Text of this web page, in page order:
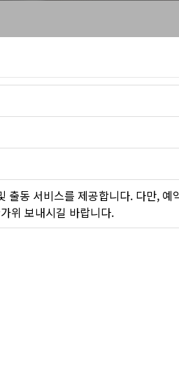
동 서비스를 제공합니다. 다만, 예
위 보내시길 바랍니다.